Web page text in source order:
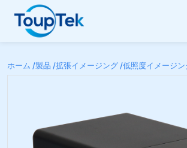
ホーム /製品 /拡張イメージング /低照度イメージ